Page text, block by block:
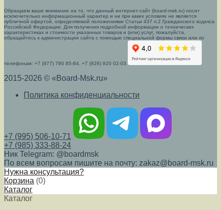
Обращаем ваше внимание на то, что данный интернет-сайт (board-msk.ru) носит
исключительно информационный характер и ни при каких условиях не является
публичной офертой, определяемой положениями Статьи 437 п.2 Гражданского кодекса
Российской Федерации. Для получения подробной информации о технических
характеристиках и стоимости указанных товаров и (или) услуг, пожалуйста,
обращайтесь к администрации сайта с помощью специальной формы связи или по
телефонам: +7 (977) 790 85-84, +7 (926) 920 02-03
2015-2026 © «Board-Msk.ru»
Политика конфиденциальности
+7 (995) 506-10-71
+7 (985) 333-88-24
Ник Telegram: @boardmsk
По всем вопросам пишите на почту: zakaz@board-msk.ru
Нужна консультация?
Корзина (0)
Каталог
Каталог